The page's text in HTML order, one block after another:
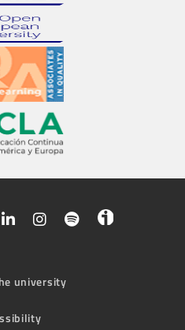
university